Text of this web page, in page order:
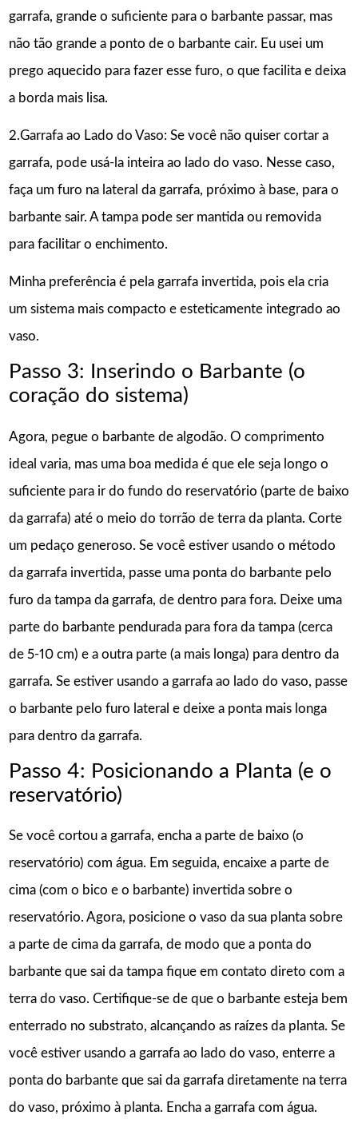
garrafa, grande o suficiente para o barbante passar, mas
não tão grande a ponto de o barbante cair. Eu usei um
prego aquecido para fazer esse furo, o que facilita e deixa
a borda mais lisa.
2.Garrafa ao Lado do Vaso: Se você não quiser cortar a
garrafa, pode usá-la inteira ao lado do vaso. Nesse caso,
faça um furo na lateral da garrafa, próximo à base, para o
barbante sair. A tampa pode ser mantida ou removida
para facilitar o enchimento.
Minha preferência é pela garrafa invertida, pois ela cria
um sistema mais compacto e esteticamente integrado ao
vaso.
Passo 3: Inserindo o Barbante (o
coração do sistema)
Agora, pegue o barbante de algodão. O comprimento
ideal varia, mas uma boa medida é que ele seja longo o
suficiente para ir do fundo do reservatório (parte de baixo
da garrafa) até o meio do torrão de terra da planta. Corte
um pedaço generoso. Se você estiver usando o método
da garrafa invertida, passe uma ponta do barbante pelo
furo da tampa da garrafa, de dentro para fora. Deixe uma
parte do barbante pendurada para fora da tampa (cerca
de 5-10 cm) e a outra parte (a mais longa) para dentro da
garrafa. Se estiver usando a garrafa ao lado do vaso, passe
o barbante pelo furo lateral e deixe a ponta mais longa
para dentro da garrafa.
Passo 4: Posicionando a Planta (e o
reservatório)
Se você cortou a garrafa, encha a parte de baixo (o
reservatório) com água. Em seguida, encaixe a parte de
cima (com o bico e o barbante) invertida sobre o
reservatório. Agora, posicione o vaso da sua planta sobre
a parte de cima da garrafa, de modo que a ponta do
barbante que sai da tampa fique em contato direto com a
terra do vaso. Certifique-se de que o barbante esteja bem
enterrado no substrato, alcançando as raízes da planta. Se
você estiver usando a garrafa ao lado do vaso, enterre a
ponta do barbante que sai da garrafa diretamente na terra
do vaso, próximo à planta. Encha a garrafa com água.